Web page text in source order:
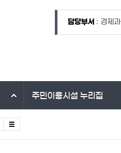
담당자 정보
담당부서 : 경제과
주민이용시설 누리집